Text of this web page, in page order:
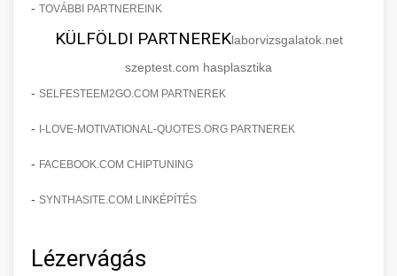
- TOVÁBBI PARTNEREINK
KÜLFÖLDI PARTNEREKlaborvizsgalatok.net
szeptest.com hasplasztika
- SELFESTEEM2GO.COM PARTNEREK
- I-LOVE-MOTIVATIONAL-QUOTES.ORG PARTNEREK
- FACEBOOK.COM CHIPTUNING
- SYNTHASITE.COM LINKÉPÍTÉS
Lézervágás